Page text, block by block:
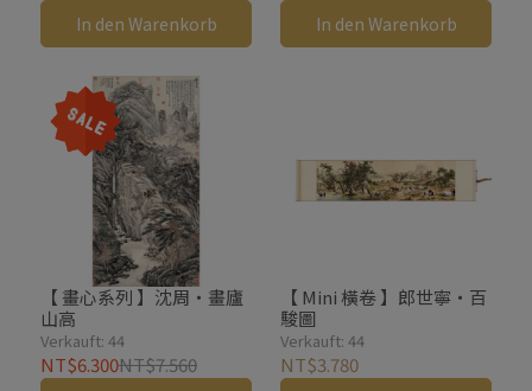
In den Warenkorb In den Warenkorb
【 畫心系列 】沈周・畫廬
山高
Verkauft: 44
NT$6.300NT$7.560
【 Mini 橫卷 】郎世寧・百
駿圖
Verkauft: 44
NT$3.780